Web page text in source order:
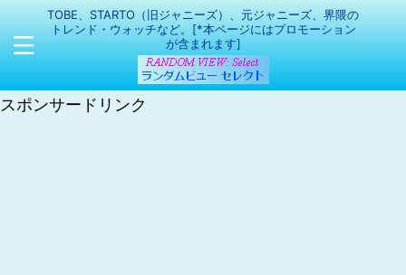
TOBE、STARTO（旧ジャニーズ）、元ジャニーズ、界隈の
トレンド・ウォッチなど。[*本ページにはプロモーション
が含まれます]
スポンサードリンク